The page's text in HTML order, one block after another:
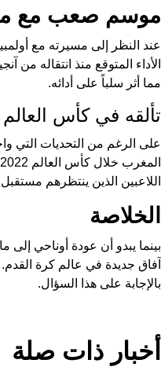
موسم صعب مع
عند النظر إلى مسيرته مع
مما أثر سلباً على أدائه.
تألقه في كأس العالم
على الرغم من التحديات التي
اللاعبين الذين ينتظرهم
الخلاصة
بينما يبدو أن عودة أوناحي إلى
آفاق جديدة في عالم كرة
بالإجابة على هذا السؤال.
أخبار ذات صلة